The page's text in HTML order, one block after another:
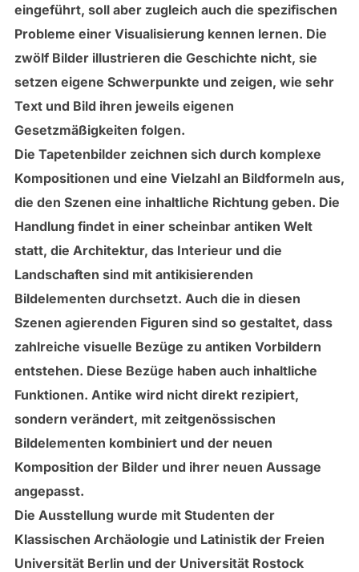
eingeführt, soll aber zugleich auch die spezifischen
Probleme einer Visualisierung kennen lernen. Die
zwölf Bilder illustrieren die Geschichte nicht, sie
setzen eigene Schwerpunkte und zeigen, wie sehr
Text und Bild ihren jeweils eigenen
Gesetzmäßigkeiten folgen.
Die Tapetenbilder zeichnen sich durch komplexe
Kompositionen und eine Vielzahl an Bildformeln aus,
die den Szenen eine inhaltliche Richtung geben. Die
Handlung findet in einer scheinbar antiken Welt
statt, die Architektur, das Interieur und die
Landschaften sind mit antikisierenden
Bildelementen durchsetzt. Auch die in diesen
Szenen agierenden Figuren sind so gestaltet, dass
zahlreiche visuelle Bezüge zu antiken Vorbildern
entstehen. Diese Bezüge haben auch inhaltliche
Funktionen. Antike wird nicht direkt rezipiert,
sondern verändert, mit zeitgenössischen
Bildelementen kombiniert und der neuen
Komposition der Bilder und ihrer neuen Aussage
angepasst.
Die Ausstellung wurde mit Studenten der
Klassischen Archäologie und Latinistik der Freien
Universität Berlin und der Universität Rostock